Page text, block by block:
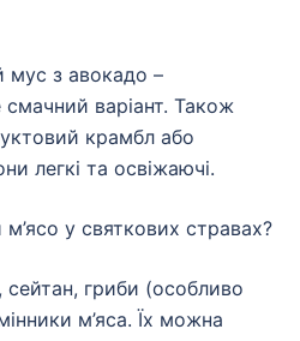
з авокадо –
варіант. Також
крамбл або
легкі та освіжаючі.
у святкових стравах?
гриби (особливо
м’яса. Їх можна